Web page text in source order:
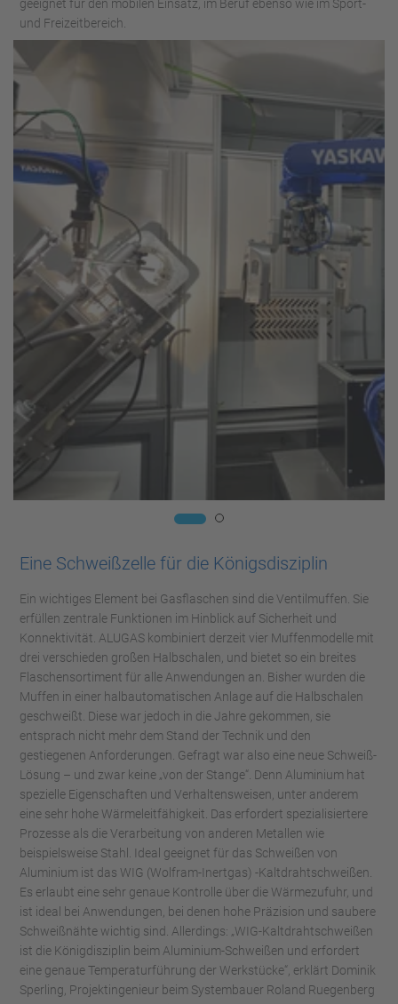
geeignet für den mobilen Einsatz, im Beruf ebenso wie im Sport-
und Freizeitbereich.
Eine Schweißzelle für die Königsdisziplin
Ein wichtiges Element bei Gasflaschen sind die Ventilmuffen. Sie
erfüllen zentrale Funktionen im Hinblick auf Sicherheit und
Konnektivität. ALUGAS kombiniert derzeit vier Muffenmodelle mit
drei verschieden großen Halbschalen, und bietet so ein breites
Flaschensortiment für alle Anwendungen an. Bisher wurden die
Muffen in einer halbautomatischen Anlage auf die Halbschalen
geschweißt. Diese war jedoch in die Jahre gekommen, sie
entsprach nicht mehr dem Stand der Technik und den
gestiegenen Anforderungen. Gefragt war also eine neue Schweiß-
Lösung – und zwar keine „von der Stange“. Denn Aluminium hat
spezielle Eigenschaften und Verhaltensweisen, unter anderem
eine sehr hohe Wärmeleitfähigkeit. Das erfordert spezialisiertere
Prozesse als die Verarbeitung von anderen Metallen wie
beispielsweise Stahl. Ideal geeignet für das Schweißen von
Aluminium ist das WIG (Wolfram-Inertgas) -Kaltdrahtschweißen.
Es erlaubt eine sehr genaue Kontrolle über die Wärmezufuhr, und
ist ideal bei Anwendungen, bei denen hohe Präzision und saubere
Schweißnähte wichtig sind. Allerdings: „WIG-Kaltdrahtschweißen
ist die Königdisziplin beim Aluminium-Schweißen und erfordert
eine genaue Temperaturführung der Werkstücke“, erklärt Dominik
Sperling, Projektingenieur beim Systembauer Roland Ruegenberg